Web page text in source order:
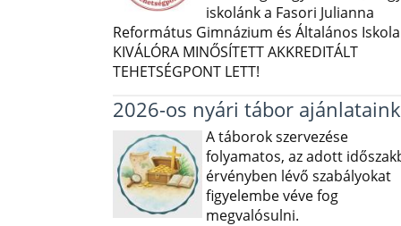
iskolánk a Fasori Julianna
Református Gimnázium és Általános
KIVÁLÓRA MINŐSÍTETT AKKREDITÁLT
TEHETSÉGPONT LETT!
2026-os nyári tábor ajánlataink
A táborok szervezése
folyamatos, az adott
érvényben lévő szabályokat
figyelembe véve fog
megvalósulni.